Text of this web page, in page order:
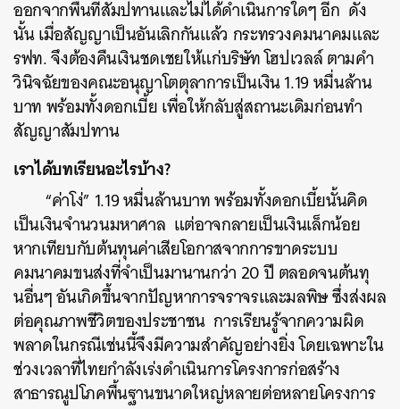
ออกจากพื้นที่สัมปทานและไม่ได้ดำเนินการใดๆ อีก ดัง
นั้น เมื่อสัญญาเป็นอันเลิกกันแล้ว กระทรวงคมนาคมและ
รฟท. จึงต้องคืนเงินชดเชยให้แก่บริษัท โฮปเวลล์ ตามคำ
วินิจฉัยของคณะอนุญาโตตุลาการเป็นเงิน 1.19 หมื่นล้าน
บาท พร้อมทั้งดอกเบี้ย เพื่อให้กลับสู่สถานะเดิมก่อนทำ
สัญญาสัมปทาน
เราได้บทเรียนอะไรบ้าง?
“ค่าโง่” 1.19 หมื่นล้านบาท พร้อมทั้งดอกเบี้ยนั้นคิด
เป็นเงินจำนวนมหาศาล แต่อาจกลายเป็นเงินเล็กน้อย
หากเทียบกับต้นทุนค่าเสียโอกาสจากการขาดระบบ
คมนาคมขนส่งที่จำเป็นมานานกว่า 20 ปี ตลอดจนต้นทุ
นอื่นๆ อันเกิดขึ้นจากปัญหาการจราจรและมลพิษ ซึ่งส่งผล
ต่อคุณภาพชีวิตของประชาชนการเรียนรู้จากความผิด
พลาดในกรณีเช่นนี้จึงมีความสำคัญอย่างยิ่ง โดยเฉพาะใน
ช่วงเวลาที่ไทยกำลังเร่งดำเนินการโครงการก่อสร้าง
สาธารณูปโภคพื้นฐานขนาดใหญ่หลายต่อหลายโครงการ